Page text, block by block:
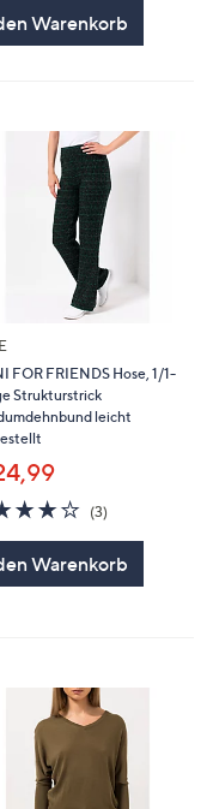
Warenkorb
FOR FRIENDS Hose, 1/1-
Strukturstrick
leicht
3.7
von
(3)3
Warenkorb